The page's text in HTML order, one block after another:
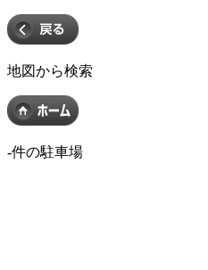
地図から検索
-件の駐車場